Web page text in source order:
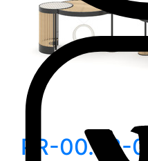
PR-00.02-02